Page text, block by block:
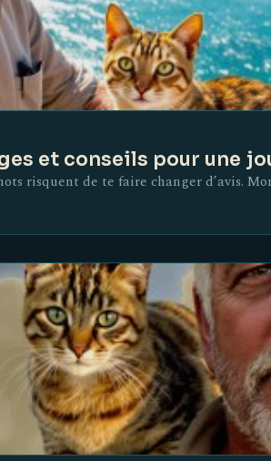
et conseils pour une
risquent de te faire changer d’avis.